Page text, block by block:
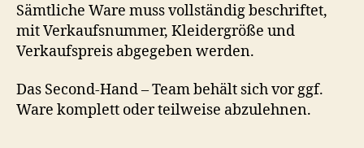
Sämtliche Ware muss vollständig beschriftet,
mit Verkaufsnummer, Kleidergröße und
Verkaufspreis abgegeben werden.
Das Second-Hand – Team behält sich vor ggf.
Ware komplett oder teilweise abzulehnen.